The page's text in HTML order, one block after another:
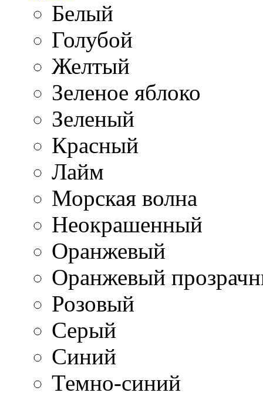
Белый
Голубой
Желтый
Зеленое яблоко
Зеленый
Красный
Лайм
Морская волна
Неокрашенный
Оранжевый
Оранжевый
Розовый
Серый
Синий
Темно-синий